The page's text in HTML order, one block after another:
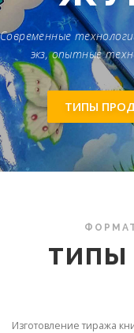
Современные
экз, опытные
ТИПЫ
ТИПЫ
Изготовление тиража